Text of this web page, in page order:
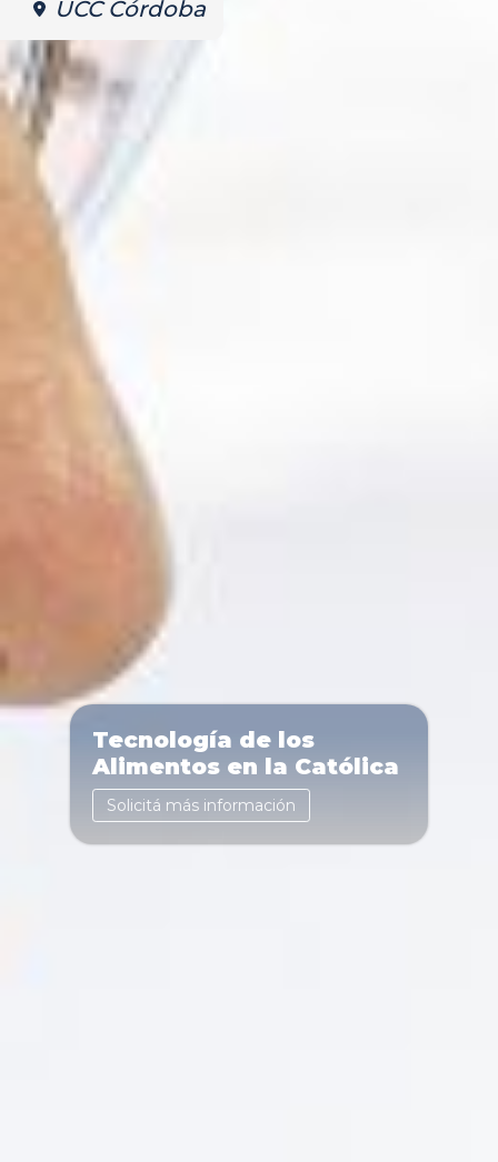
Tecnología de los
Alimentos en la Católica
Solicitá más información
UCC Córdoba